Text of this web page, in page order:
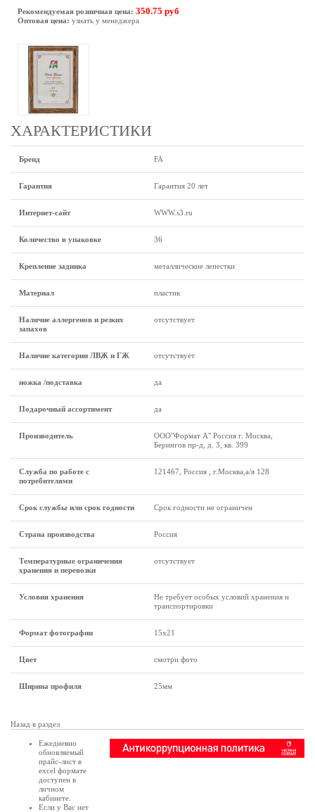
Рекомендуемая розничная цена: 350.75 руб
Оптовая цена: узнать у менеджера
ХАРАКТЕРИСТИКИ
Бренд FA
Гарантия Гарантия 20 лет
Интернет-сайт WWW.s3.ru
Количество в упаковке 36
Крепление задника металлические лепестки
Материал пластик
Наличие аллергенов и резких
запахов
отсутствует
Наличие категории ЛВЖ и ГЖ отсутствует
ножка /подставка да
Подарочный ассортимент да
Производитель
ООО"Формат А" Россия г. Москва,
Берингов пр-д, д. 3, кв. 399
Служба по работе с
потребителями
121467, Россия , г.Москва,а/я 128
Срок службы или срок годности Срок годности не ограничен
Страна производства Россия
Температурные ограничения
хранения и перевозки
отсутствует
Условия хранения
Не требует особых условий хранения и
транспортировки
Формат фотографии 15х21
Цвет смотри фото
Ширина профиля 25мм
Назад в раздел
Ежедневно
обновляемый
прайс-лист в
excel формате
доступен в
личном
кабинете
Если у Вас нет